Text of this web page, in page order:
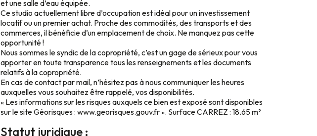
et une salle d’eau équipée.
Ce studio actuellement libre d’occupation est idéal pour un investissement
locatif ou un premier achat. Proche des commodités, des transports et des
commerces, il bénéficie d’un emplacement de choix. Ne manquez pas cette
opportunité !
Nous sommes le syndic de la copropriété, c’est un gage de sérieux pour vous
apporter en toute transparence tous les renseignements et les documents
relatifs à la copropriété.
En cas de contact par mail, n’hésitez pas à nous communiquer les heures
auxquelles vous souhaitez être rappelé, vos disponibilités.
« Les informations sur les risques auxquels ce bien est exposé sont disponibles
sur le site Géorisques : www.georisques.gouv.fr ». Surface CARREZ : 18.65 m²
Statut juridique :